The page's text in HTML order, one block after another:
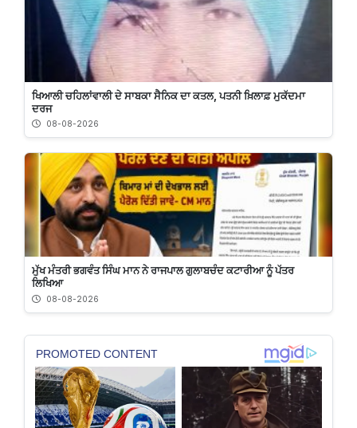
ਖਿਆਲੀ ਚਹਿਲਾਂਵਾਲੀ ਦੇ ਸਾਬਕਾ ਸੈਨਿਕ ਦਾ ਕਤਲ, ਪਤਨੀ ਖ਼ਿਲਾਫ਼ ਮੁਕੱਦਮਾ
ਦਰਜ
08-08-2026
ਮੁੱਖ ਮੰਤਰੀ ਭਗਵੰਤ ਸਿੰਘ ਮਾਨ ਨੇ ਰਾਜਪਾਲ ਗੁਲਾਬਚੰਦ ਕਟਾਰੀਆ ਨੂੰ ਪੱਤਰ
ਲਿਖਿਆ
08-08-2026